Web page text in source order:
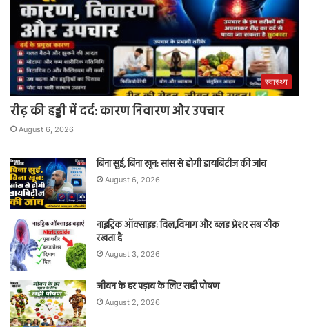
स्वास्थ्य
रीढ़ की हड्डी में दर्द: कारण निवारण और उपचार
August 6, 2026
बिना सुई, बिना खून: सांस से होगी डायबिटीज की जांच
August 6, 2026
नाइट्रिक ऑक्साइड: दिल,दिमाग और ब्लड प्रेशर सब ठीक
रखता है
August 3, 2026
जीवन के हर पड़ाव के लिए सही पोषण
August 2, 2026